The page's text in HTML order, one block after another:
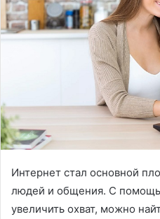
Интернет стал основной
людей и общения. С
увеличить охват, можно